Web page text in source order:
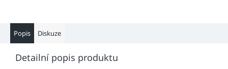
Popis Diskuze
Detailní popis produktu